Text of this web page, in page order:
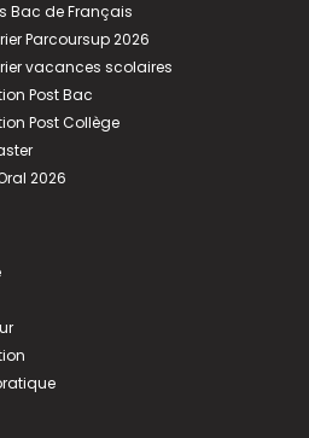
Bac de Français
Parcoursup 2026
vacances scolaires
Post Bac
Post Collège
2026